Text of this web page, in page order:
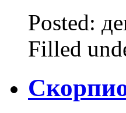
Posted:
Filled